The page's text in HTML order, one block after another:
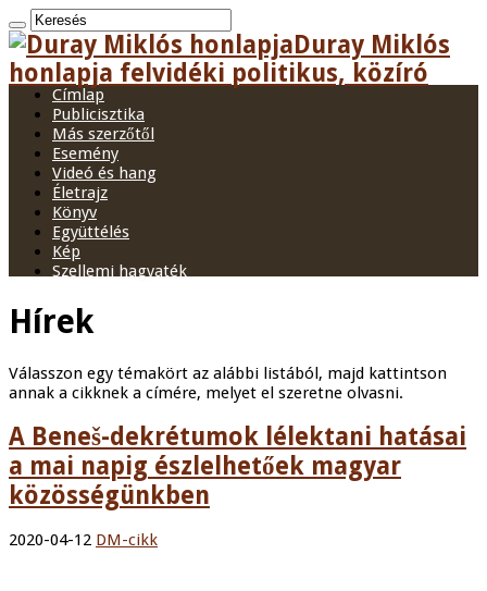
Duray Miklós
honlapja felvidéki politikus, közíró
Címlap
Publicisztika
Más szerzőtől
Esemény
Videó és hang
Életrajz
Könyv
Együttélés
Kép
Szellemi hagyaték
Hírek
Válasszon egy témakört az alábbi listából, majd kattintson
annak a cikknek a címére, melyet el szeretne olvasni.
A Beneš-dekrétumok lélektani hatásai
a mai napig észlelhetőek magyar
közösségünkben
2020-04-12 DM-cikk